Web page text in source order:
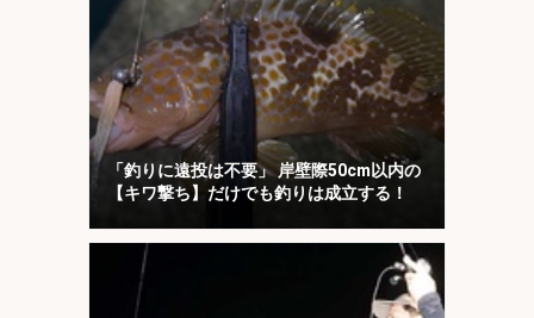
「釣りに遠投は不要」 岸壁際50cm以内の
【キワ撃ち】だけでも釣りは成立する！